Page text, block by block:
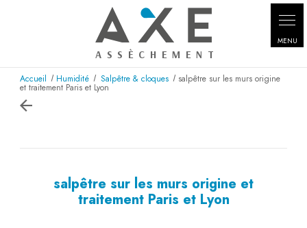
Accueil Humidité Salpêtre & cloques salpêtre sur les murs origine
et traitement Paris et Lyon
salpêtre sur les murs origine et
traitement Paris et Lyon
Panneau de gestion des cookies